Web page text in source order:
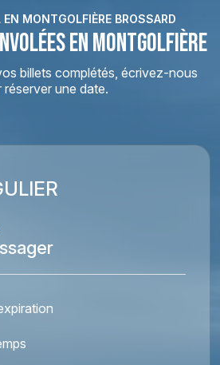
EN MONTGOLFIÈRE BROSSARD
EN MONTGOLFIÈRE
billets complétés, écrivez-nous
réserver une date.